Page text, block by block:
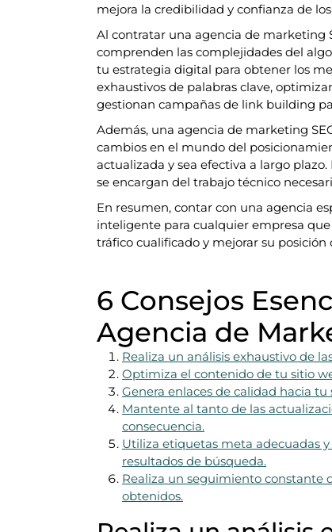
mejora la credibilidad y confianza de
Al contratar una agencia de marketing
comprenden las complejidades del
tu estrategia digital para obtener los
exhaustivos de palabras clave,
gestionan campañas de link building
Además, una agencia de marketing
cambios en el mundo del
actualizada y sea efectiva a largo
se encargan del trabajo técnico
En resumen, contar con una agencia
inteligente para cualquier empresa
tráfico cualificado y mejorar su
6 Consejos
Agencia de
Realiza un análisis exhaustivo de
Optimiza el contenido de tu sitio
Genera enlaces de calidad hacia
Mantente al tanto de las
consecuencia.
Utiliza etiquetas meta adecuadas
resultados de búsqueda.
Realiza un seguimiento constante
obtenidos.